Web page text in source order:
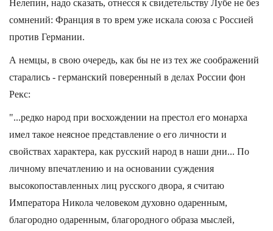
Нелепин, надо сказать, отнесся к свидетельству Лубе не без
сомнений: Франция в то врем уже искала союза с Россией
против Германии.
А немцы, в свою очередь, как бы не из тех же соображений
старались - германский поверенный в делах России фон
Рекс:
"...редко народ при восхождении на престол его монарха
имел такое неясное представление о его личности и
свойствах характера, как русский народ в наши дни... По
личному впечатлению и на основании суждения
высокопоставленных лиц русского двора, я считаю
Императора Никола человеком духовно одаренным,
благородно одаренным, благородного образа мыслей,